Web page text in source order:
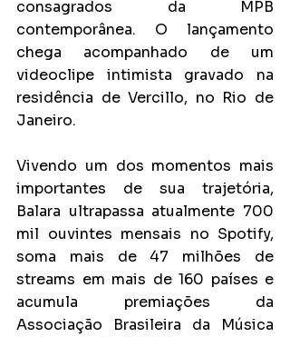
consagrados da MPB
contemporânea. O lançamento
chega acompanhado de um
videoclipe intimista gravado na
residência de Vercillo, no Rio de
Janeiro.
Vivendo um dos momentos mais
importantes de sua trajetória,
Balara ultrapassa atualmente 700
mil ouvintes mensais no Spotify,
soma mais de 47 milhões de
streams em mais de 160 países e
acumula premiações da
Associação Brasileira da Música